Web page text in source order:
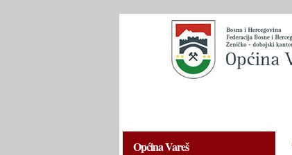
Općina Vareš